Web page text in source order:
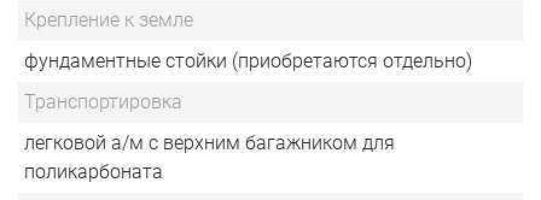
Крепление к земле
фундаментные стойки (приобретаются отдельно)
Транспортировка
легковой а/м с верхним багажником для
поликарбоната